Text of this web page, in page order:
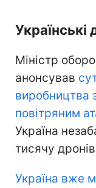
Міністр
анонсував
виробництва
повітряним
Україна
тисячу
Україна вже